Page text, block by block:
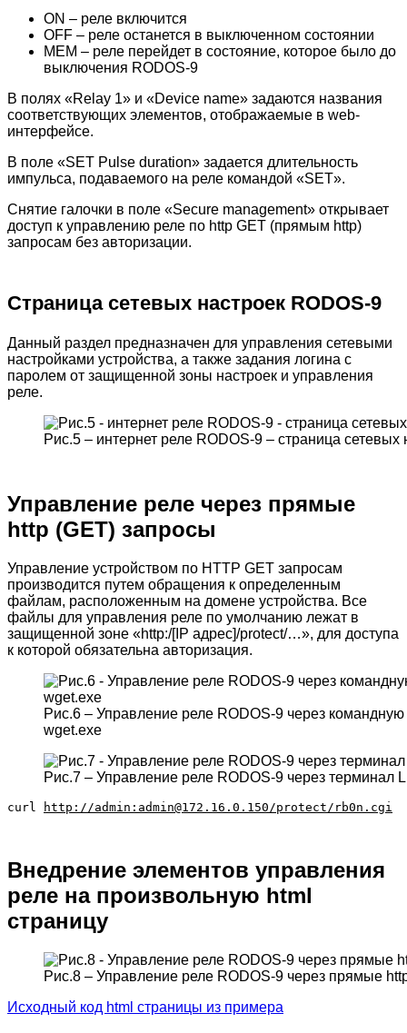
ON – реле включится
OFF – реле останется в выключенном состоянии
MEM – реле перейдет в состояние, которое было до
выключения RODOS-9
В полях «Relay 1» и «Device name» задаются названия
соответствующих элементов, отображаемые в web-
интерфейсе.
В поле «SET Pulse duration» задается длительность
импульса, подаваемого на реле командой «SET».
Снятие галочки в поле «Secure management» открывает
доступ к управлению реле по http GET (прямым http)
запросам без авторизации.
Страница сетевых настроек RODOS-9
Данный раздел предназначен для управления сетевыми
настройками устройства, а также задания логина с
паролем от защищенной зоны настроек и управления
реле.
Рис.5 – интернет реле RODOS-9 – страница сетевых
Управление реле через прямые
http (GET) запросы
Управление устройством по HTTP GET запросам
производится путем обращения к определенным
файлам, расположенным на домене устройства. Все
файлы для управления реле по умолчанию лежат в
защищенной зоне «http:/[IP адрес]/protect/…», для доступа
к которой обязательна авторизация.
Рис.6 – Управление реле RODOS-9 через
wget.exe
Рис.7 – Управление реле RODOS-9 через терминал
curl http://admin:admin@172.16.0.150/protect/rb0n.cgi
Внедрение элементов управления
реле на произвольную html
страницу
Рис.8 – Управление реле RODOS-9 через прямые
Исходный код html страницы из примера